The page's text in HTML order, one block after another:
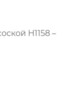
H1158 –